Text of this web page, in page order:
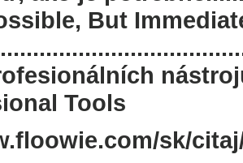
But
Tools
sk/